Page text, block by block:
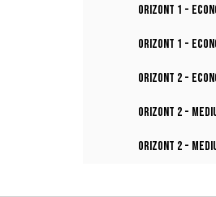
Orizont 1 -
Orizont 1 -
Orizont 2 -
Orizont 2 -
Orizont 2 -